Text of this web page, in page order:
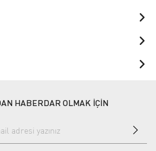
HABERDAR OLMAK İÇİN